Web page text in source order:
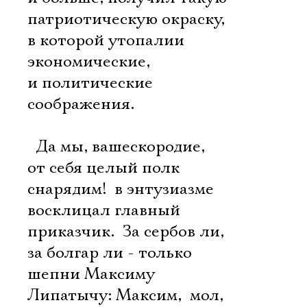
патриотическую окраску,
в которой утопалии
экономические,
и политические
соображения.
 Да мы, вашескородие,
от себя целый полк
снарядим!  в энтузиазме
восклицал главный
приказчик.  За сербов ли,
за болгар ли - только
шепни Максиму
Липатычу: Максим,  мол,